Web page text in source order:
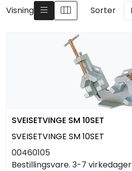
Visning Sorter
SVEISETVINGE SM 10SET
SVEISETVINGE SM 10SET
00460105
Bestillingsvare. 3-7 virkedager
Arbeidsplassen
Kontor og kantineprodukter